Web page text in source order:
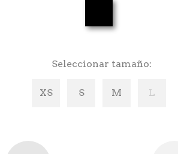
Seleccionar tamaño
XS S M L